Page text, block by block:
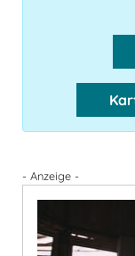
- Anzeige -